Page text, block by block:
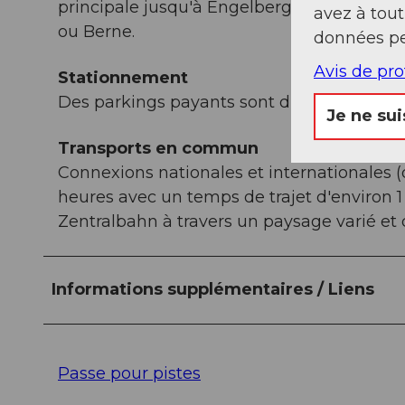
principale jusqu'à Engelberg. Engelberg
ou Berne.
Stationnement
Des parkings payants sont disponibles à
Transports en commun
Connexions nationales et internationales
heures avec un temps de trajet d'environ
Zentralbahn à travers un paysage varié et
Informations supplémentaires / Liens
Passe pour pistes
avez à
données
Avis de
Je ne